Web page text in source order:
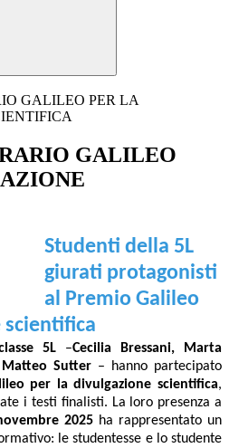
GALILEO PER LA
GALILEO
Studenti della 5L
giurati protagonisti
al Premio Galileo
scientifica
5L–Cecilia Bressani, Marta
Sutter – hanno partecipato
per la divulgazione scientifica,
i testi finalisti. La loro presenza a
2025ha rappresentato un
le studentesse e lo studente